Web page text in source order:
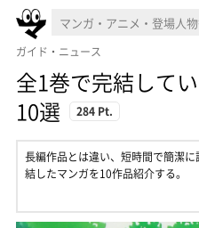
ガイド・ニュース
全1巻で完結して
10選
284 Pt.
長編作品とは違い、短時間で簡潔
結したマンガを10作品紹介する。